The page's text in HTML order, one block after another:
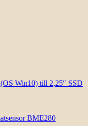
Win10) till 2,25″ SSD
BME280